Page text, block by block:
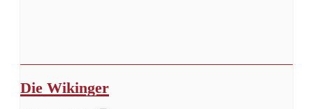
Die Wikinger